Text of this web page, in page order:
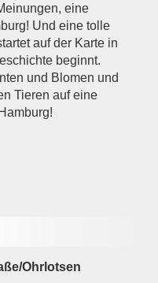
eine
Und eine tolle
auf der Karte in
beginnt.
und Blomen und
Tieren auf eine
Ohrlotsen